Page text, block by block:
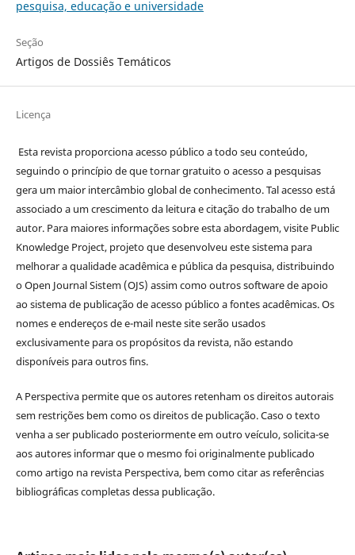
pesquisa, educação e universidade
Seção
Artigos de Dossiês Temáticos
Licença
Esta revista proporciona acesso público a todo seu conteúdo,
seguindo o princípio de que tornar gratuito o acesso a pesquisas
gera um maior intercâmbio global de conhecimento. Tal acesso está
associado a um crescimento da leitura e citação do trabalho de um
autor. Para maiores informações sobre esta abordagem, visite Public
Knowledge Project, projeto que desenvolveu este sistema para
melhorar a qualidade acadêmica e pública da pesquisa, distribuindo
o Open Journal Sistem (OJS) assim como outros software de apoio
ao sistema de publicação de acesso público a fontes acadêmicas. Os
nomes e endereços de e-mail neste site serão usados
exclusivamente para os propósitos da revista, não estando
disponíveis para outros fins.
A Perspectiva permite que os autores retenham os direitos autorais
sem restrições bem como os direitos de publicação. Caso o texto
venha a ser publicado posteriormente em outro veículo, solicita-se
aos autores informar que o mesmo foi originalmente publicado
como artigo na revista Perspectiva, bem como citar as referências
bibliográficas completas dessa publicação.